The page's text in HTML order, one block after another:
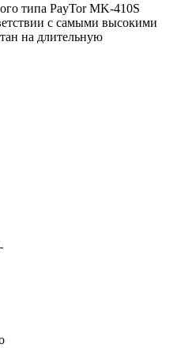
типа PayTor MK-410S
с самыми высокими
на длительную